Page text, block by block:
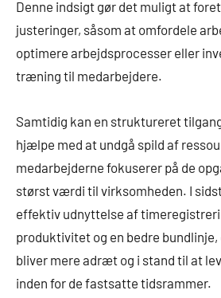
Denne indsigt gør det muligt at
justeringer, såsom at omfordele
optimere arbejdsprocesser eller
træning til medarbejdere.
Samtidig kan en struktureret
hjælpe med at undgå spild af
medarbejderne fokuserer på de
størst værdi til virksomheden. I
effektiv udnyttelse af
produktivitet og en bedre
bliver mere adræt og i stand til at
inden for de fastsatte tidsrammer.